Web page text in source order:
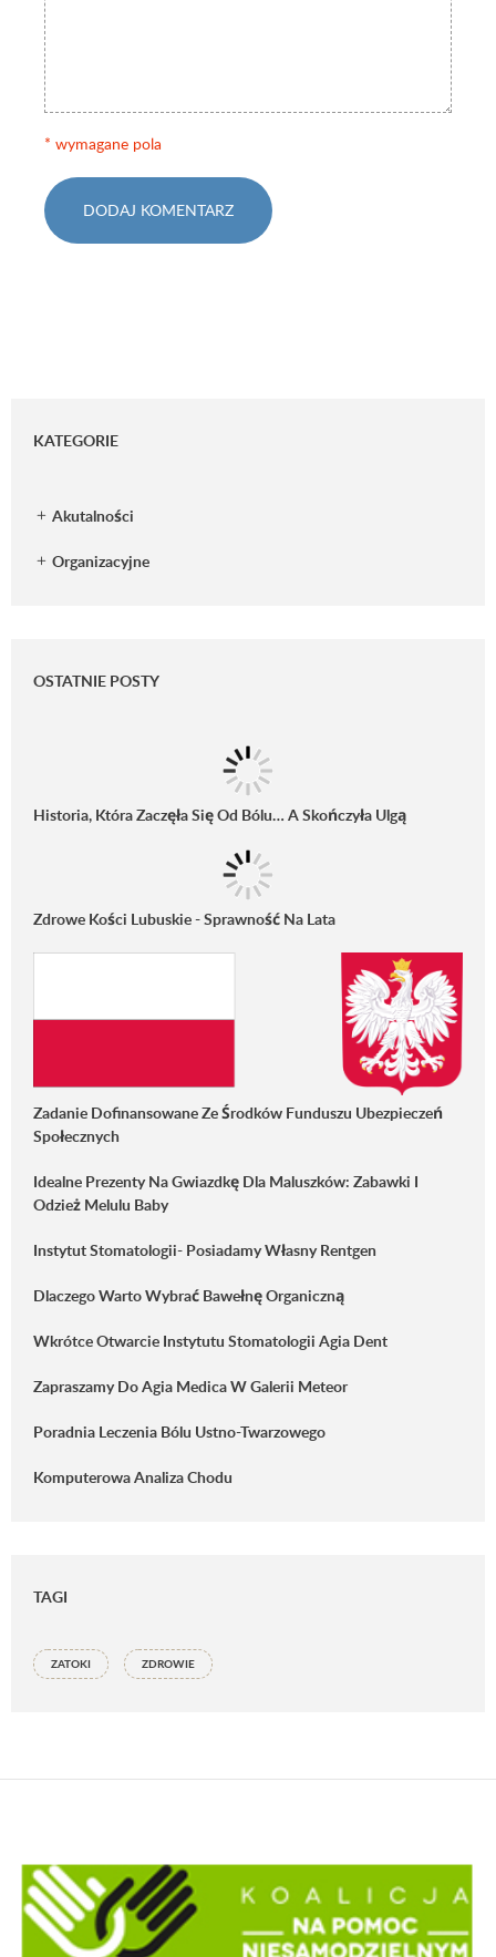
* wymagane pola
DODAJ KOMENTARZ
KATEGORIE
Akutalności
Organizacyjne
OSTATNIE POSTY
Historia, Która Zaczęła Się Od Bólu… A Skończyła Ulgą
Zdrowe Kości Lubuskie - Sprawność Na Lata
Zadanie Dofinansowane Ze Środków Funduszu Ubezpieczeń
Społecznych
Idealne Prezenty Na Gwiazdkę Dla Maluszków: Zabawki I
Odzież Melulu Baby
Instytut Stomatologii- Posiadamy Własny Rentgen
Dlaczego Warto Wybrać Bawełnę Organiczną
Wkrótce Otwarcie Instytutu Stomatologii Agia Dent
Zapraszamy Do Agia Medica W Galerii Meteor
Poradnia Leczenia Bólu Ustno-Twarzowego
Komputerowa Analiza Chodu
TAGI
ZATOKI ZDROWIE